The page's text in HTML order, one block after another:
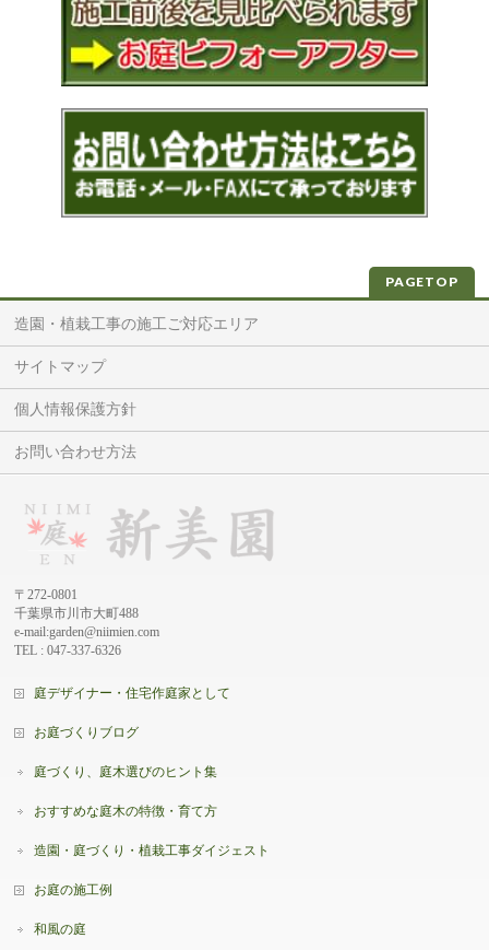
PAGETOP
造園・植栽工事の施工ご対応エリア
サイトマップ
個人情報保護方針
お問い合わせ方法
〒272-0801
千葉県市川市大町488
e-mail:garden@niimien.com
TEL : 047-337-6326
庭デザイナー・住宅作庭家として
お庭づくりブログ
庭づくり、庭木選びのヒント集
おすすめな庭木の特徴・育て方
造園・庭づくり・植栽工事ダイジェスト
お庭の施工例
和風の庭